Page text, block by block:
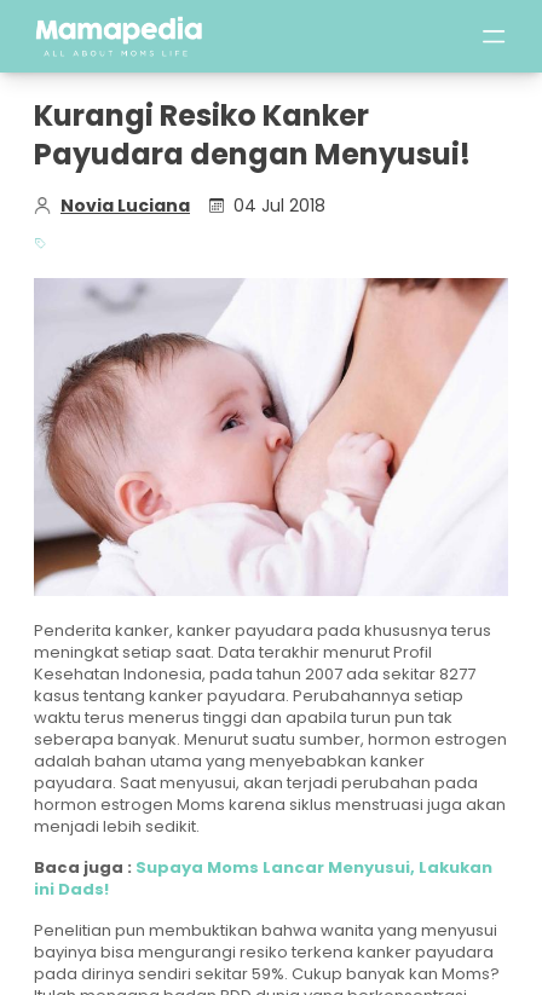
Kurangi Resiko Kanker
Payudara dengan Menyusui!
Novia Luciana 04 Jul 2018
Penderita kanker, kanker payudara pada khususnya terus
meningkat setiap saat. Data terakhir menurut Profil
Kesehatan Indonesia, pada tahun 2007 ada sekitar 8277
kasus tentang kanker payudara. Perubahannya setiap
waktu terus menerus tinggi dan apabila turun pun tak
seberapa banyak. Menurut suatu sumber, hormon estrogen
adalah bahan utama yang menyebabkan kanker
payudara. Saat menyusui, akan terjadi perubahan pada
hormon estrogen Moms karena siklus menstruasi juga akan
menjadi lebih sedikit.
Baca juga : Supaya Moms Lancar Menyusui, Lakukan
ini Dads!
Penelitian pun membuktikan bahwa wanita yang menyusui
bayinya bisa mengurangi resiko terkena kanker payudara
pada dirinya sendiri sekitar 59%. Cukup banyak kan Moms?